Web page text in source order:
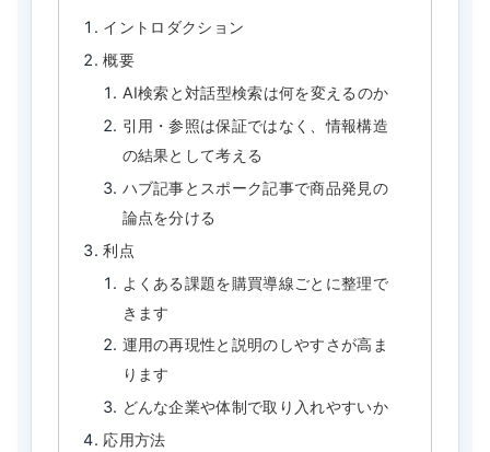
イントロダクション
概要
AI検索と対話型検索は何を変えるのか
引用・参照は保証ではなく、情報構造
の結果として考える
ハブ記事とスポーク記事で商品発見の
論点を分ける
利点
よくある課題を購買導線ごとに整理で
きます
運用の再現性と説明のしやすさが高ま
ります
どんな企業や体制で取り入れやすいか
応用方法